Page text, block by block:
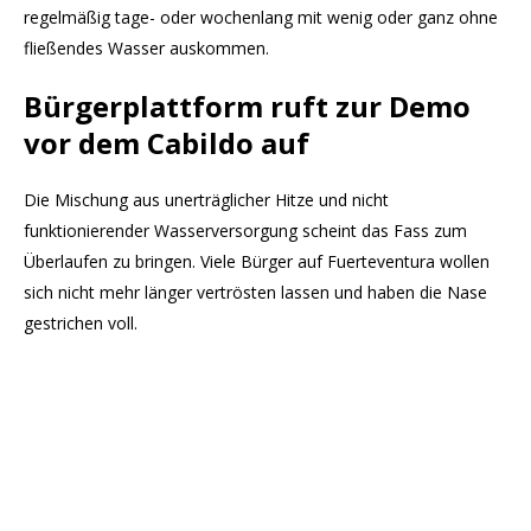
regelmäßig tage- oder wochenlang mit wenig oder ganz ohne
fließendes Wasser auskommen.
Bürgerplattform ruft zur Demo
vor dem Cabildo auf
Die Mischung aus unerträglicher Hitze und nicht
funktionierender Wasserversorgung scheint das Fass zum
Überlaufen zu bringen. Viele Bürger auf Fuerteventura wollen
sich nicht mehr länger vertrösten lassen und haben die Nase
gestrichen voll.